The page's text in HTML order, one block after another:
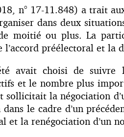
n° 17-11.848) a trait
dans deux
moitié ou plus. La
préélectoral et
avait choisi de suivre
et le nombre plus
la négociation
le cadre d’un
et la renégociation d’un